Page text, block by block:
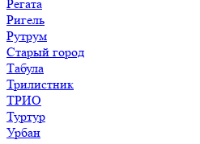
Регата
Ригель
Рутрум
Старый город
Табула
Трилистник
ТРИО
Туртур
Урбан